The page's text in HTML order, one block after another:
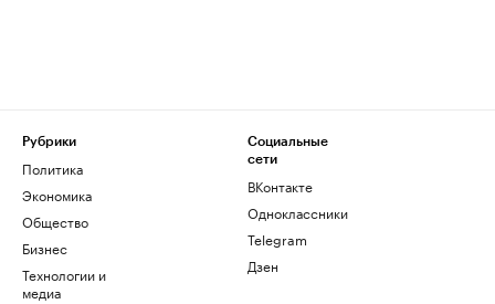
Рубрики
Политика
Экономика
Общество
Бизнес
Технологии и
медиа
Социальные
сети
ВКонтакте
Одноклассники
Telegram
Дзен